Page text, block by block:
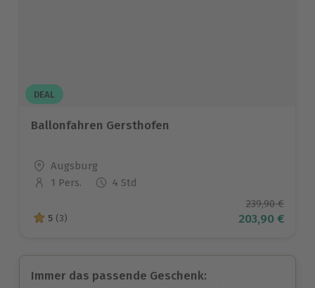
DEAL
Ballonfahren Gersthofen
Standort
Augsburg
Anzahl der Teilnehmer
1 Pers. 4 Std
5 von 5 Sternen basierend auf 3 Bewertungen
5 (3)
239,90 €
Aktueller
203,90 €
Immer das passende Geschenk: